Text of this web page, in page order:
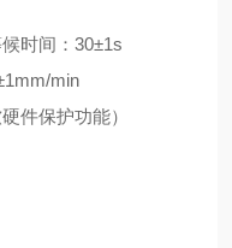
时间： 30±1s
1mm/min
件保护功能）